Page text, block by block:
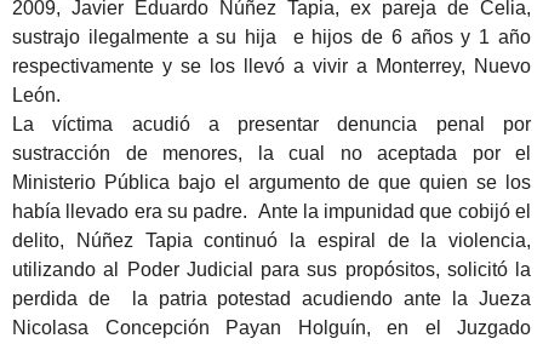
2009, Javier Eduardo Núñez Tapia, ex pareja de Celia,
sustrajo ilegalmente a su hija e hijos de 6 años y 1 año
respectivamente y se los llevó a vivir a Monterrey, Nuevo
León.
La víctima acudió a presentar denuncia penal por
sustracción de menores, la cual no aceptada por el
Ministerio Pública bajo el argumento de que quien se los
había llevado era su padre. Ante la impunidad que cobijó el
delito, Núñez Tapia continuó la espiral de la violencia,
utilizando al Poder Judicial para sus propósitos, solicitó la
perdida de la patria potestad acudiendo ante la Jueza
Nicolasa Concepción Payan Holguín, en el Juzgado